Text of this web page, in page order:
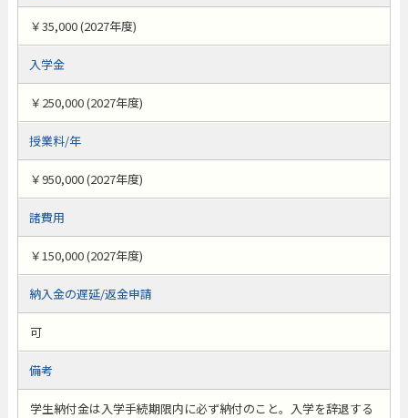
￥35,000 (2027年度)
入学金
￥250,000 (2027年度)
授業料/年
￥950,000 (2027年度)
諸費用
￥150,000 (2027年度)
納入金の遅延/返金申請
可
備考
学生納付金は入学手続期限内に必ず納付のこと。入学を辞退する